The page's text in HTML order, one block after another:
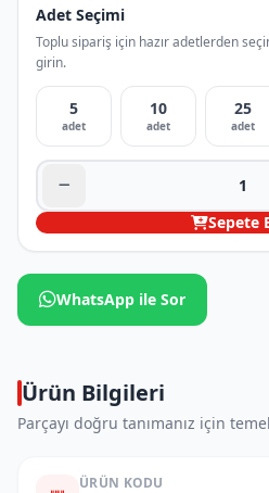
Adet Seçimi
Toplu sipariş için hazır adetlerden
girin.
5
adet
10
adet
25
adet
Sepete
WhatsApp ile Sor
Ürün Bilgileri
Parçayı doğru tanımanız için
ÜRÜN KODU